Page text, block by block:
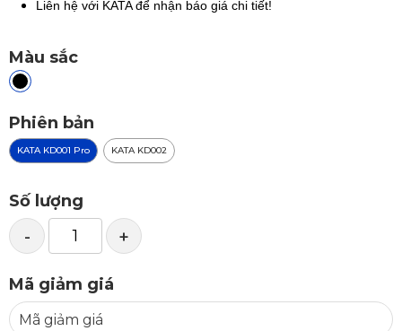
Liên hệ với KATA để nhận báo giá chi tiết!
Màu sắc
Phiên bản
KATA KD001 Pro KATA KD002
Số lượng
- +
Mã giảm giá